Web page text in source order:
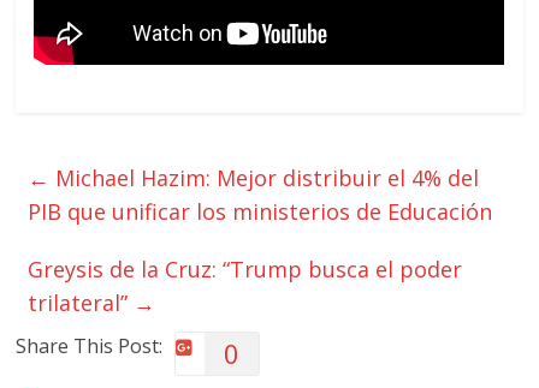
← Michael Hazim: Mejor distribuir el 4% del
PIB que unificar los ministerios de Educación
Greysis de la Cruz: “Trump busca el poder
trilateral” →
Share This Post: 0